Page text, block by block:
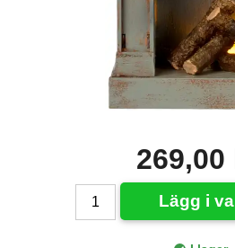
269,00
Lägg i